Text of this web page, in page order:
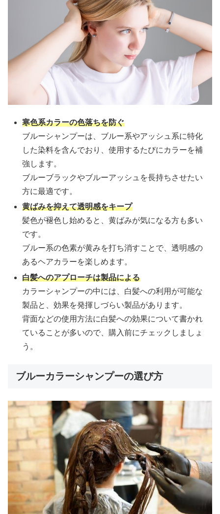
寒色系カラーの色落ちを防ぐ
ブルーシャンプーは、ブルー系やアッシュ系に特化
した染料を含んでおり、使用するたびにカラーを補
強します。
ブルーブラックやブルーアッシュを長持ちさせたい
方に最適です。
黄ばみを抑えて透明感をキープ
髪色が褪色し始めると、黄ばみが気になる方も多い
です。
ブルー系の色素が黄みを打ち消すことで、透明感の
あるヘアカラーを楽しめます。
白髪へのアプローチは製品による
カラーシャンプーの中には、白髪への利用が可能な
製品と、効果を発揮しづらい製品があります。
背面などの使用方法に白髪への効果について書かれ
ていることが多いので、購入前にチェックしましょ
う。
ブルーカラーシャンプーの選び方